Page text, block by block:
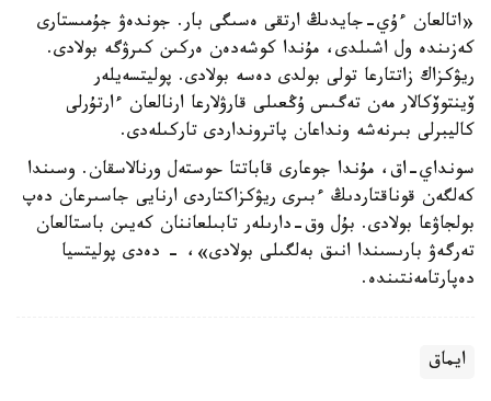
«اتالعان ءۇي-جايدىڭ ارتقى ەسىگى بار. جوندەۋ جۇمىستارى
كەزىندە ول اشىلدى، مۇندا كوشەدەن ەركىن كىرۋگە بولادى.
ريۋكزاك زاتتارعا تولى بولدى دەسە بولادى. پوليتسەيلەر
ۆينتوۆكالار مەن تەگىس ۇڭعىلى قارۋلارعا ارنالعان ءارتۇرلى
كاليبرلى بىرنەشە ونداعان پاترونداردى تاركىلەدى.
سونداي-اق، مۇندا جوعارى قاباتتا حوستەل ورنالاسقان. وسىندا
كەلگەن قوناقتاردىڭ ءبىرى ريۋكزاكتاردى ارنايى جاسىرعان دەپ
بولجاۋعا بولادى. بۇل وق-دارىلەر تابىلعاننان كەيىن باستالعان
تەرگەۋ بارىسىندا انىق بەلگىلى بولادى»، - دەدى پوليتسيا
دەپارتامەنتىندە.
ايماق